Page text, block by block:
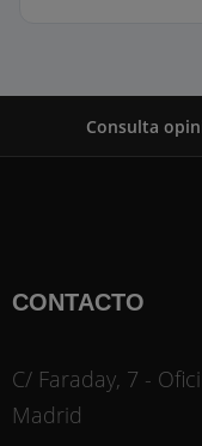
Consulta
CONTACTO
C/ Faraday, 7 -
Madrid